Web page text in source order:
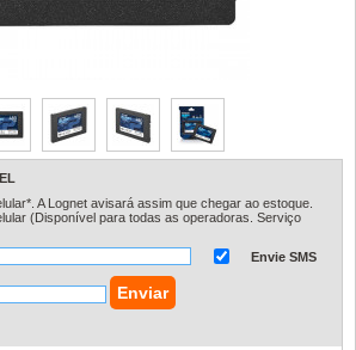
A Lognet avisará assim que chegar ao estoque.
(Disponível para todas as operadoras. Serviço
Envie SMS